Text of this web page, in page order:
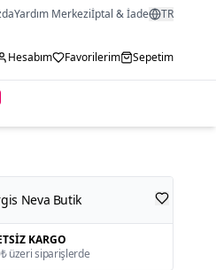
Yardım Merkeziİptal & İade TR
Hesabım Favorilerim Sepetim
Neva Butik
KARGO
üzeri siparişlerde